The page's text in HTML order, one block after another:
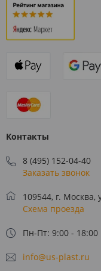
Контакты
8 (495) 152-04-40
Заказать звонок
109544, г.
Схема проезда
Пн-Пт: 9:00 - 18:00
info@us-plast.ru